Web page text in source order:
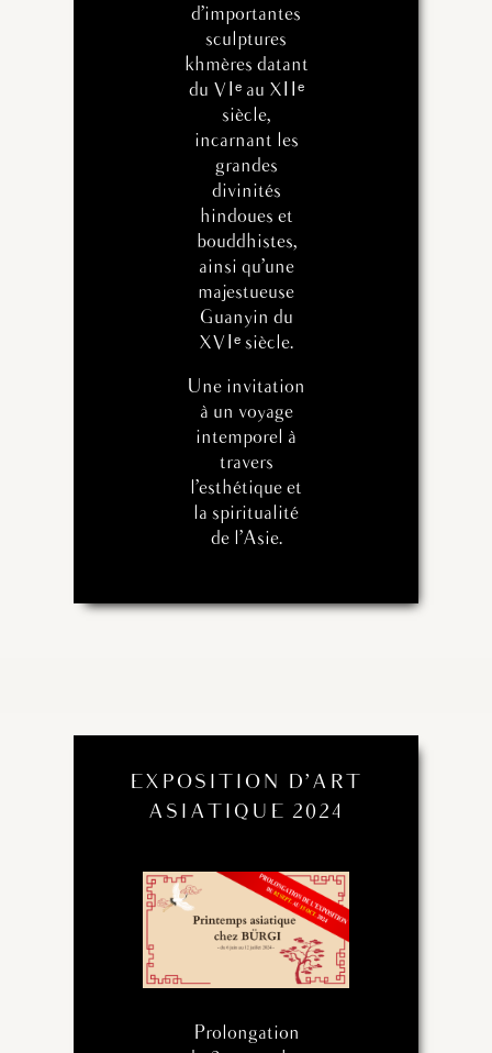
d’importantes
sculptures
khmères datant
du VIᵉ au XIIᵉ
siècle,
incarnant les
grandes
divinités
hindoues et
bouddhistes,
ainsi qu’une
majestueuse
Guanyin du
XVIᵉ siècle.
Une invitation
à un voyage
intemporel à
travers
l’esthétique et
la spiritualité
de l’Asie.
EXPOSITION D’ART
ASIATIQUE 2024
Prolongation